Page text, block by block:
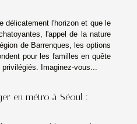
délicatement l'horizon et que le
l'appel de la nature
de Barrenques, les options
pour les familles en quête
Imaginez-vous...
en métro à Séoul :